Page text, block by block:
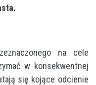
na cele
w konsekwentnej
się kojące odcienie